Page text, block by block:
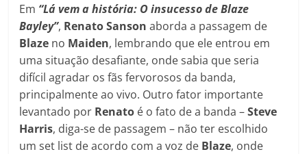
Em “Lá vem a história: O insucesso de Blaze
Bayley”, Renato Sansonaborda a passagem de
Blaze no Maiden, lembrando que ele entrou em
uma situação desafiante, onde sabia que seria
difícil agradar os fãs fervorosos da banda,
principalmente ao vivo. Outro fator importante
levantado por Renato é o fato de a banda –Steve
Harris, diga-se de passagem – não ter escolhido
um set list de acordo com a voz de Blaze, onde